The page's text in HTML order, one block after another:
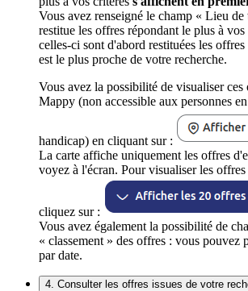
Vous avez renseigné le champ « Lieu
restitue les offres répondant le plus à vos
celles-ci sont d'abord restituées les
est le plus proche de votre recherche.
Vous avez la possibilité de visualiser
Mappy (non accessible aux personnes
handicap) en cliquant sur :
La carte affiche uniquement les offres
voyez à l'écran. Pour visualiser les
cliquez sur :
Vous avez également la possibilité de
« classement » des offres : vous pouvez
par date.
4. Consulter les offres issues de votre